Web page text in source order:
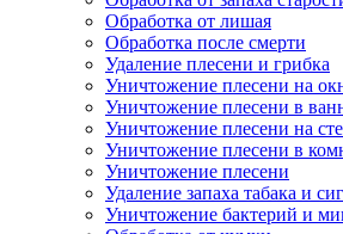
Обработка от лишая
Обработка после смерти
Удаление плесени и грибка
Уничтожение плесени на
Уничтожение плесени в
Уничтожение плесени на
Уничтожение плесени в
Уничтожение плесени
Удаление запаха табака и
Уничтожение бактерий и